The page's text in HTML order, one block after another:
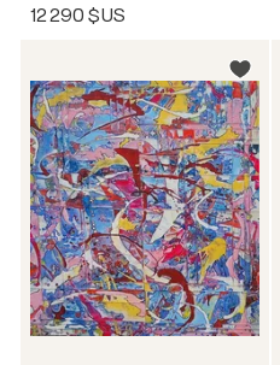
12 290 $US